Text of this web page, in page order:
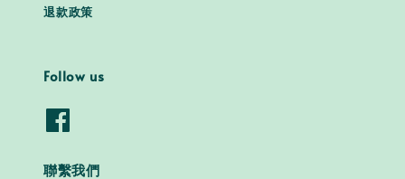
退款政策
Follow us
聯繫我們